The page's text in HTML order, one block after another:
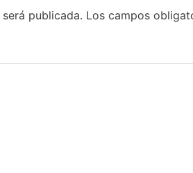
publicada. Los campos